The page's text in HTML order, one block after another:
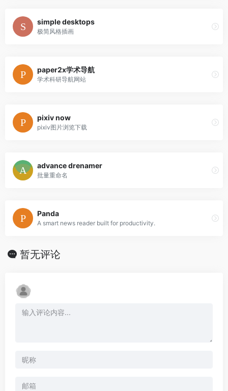
simple desktops
极简风格插画
paper2x学术导航
学术科研导航网站
pixiv now
pixiv图片浏览下载
advance drenamer
批量重命名
Panda
A smart news reader built for productivity.
暂无评论